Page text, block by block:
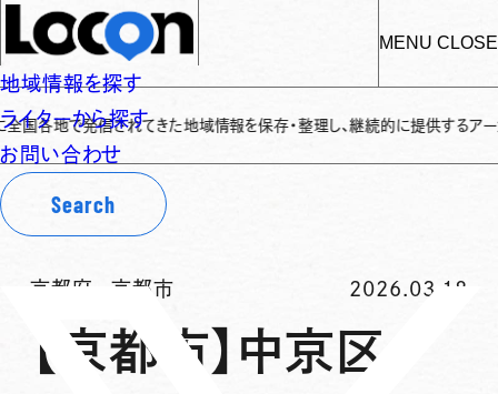
MENU CLOSE
地域情報を探す
ライターから探す
お問い合わせ
Search
発信されてきた地域情報を保存・整理し、継続的に提供するアーカイブサ
京都府 -京都市 2026.03.18
【京都市】中京区